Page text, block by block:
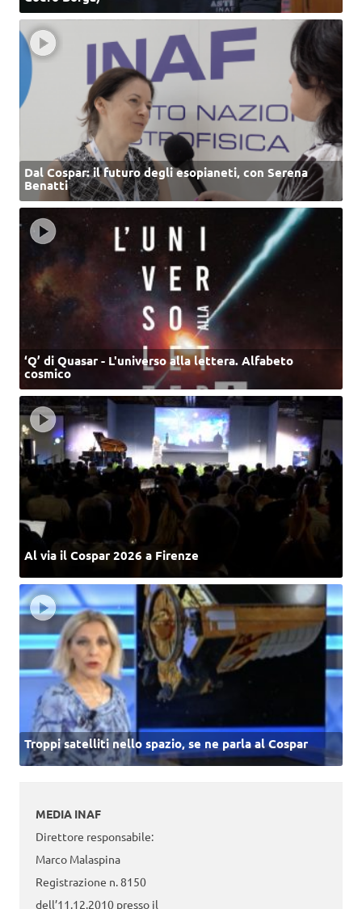
Dal Cospar: il futuro degli esopianeti, con Serena
Benatti
‘Q’ di Quasar - L'universo alla lettera. Alfabeto
cosmico
Al via il Cospar 2026 a Firenze
Troppi satelliti nello spazio, se ne parla al Cospar
MEDIA INAF
Direttore responsabile:
Marco Malaspina
Registrazione n. 8150
dell’11.12.2010 presso il